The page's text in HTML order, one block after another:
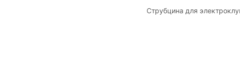
Струбцина для